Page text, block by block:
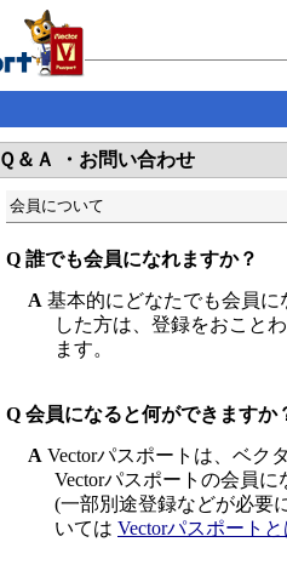
Ｑ＆Ａ ・お問い合わせ
会員について
Q 誰でも会員になれますか？
A 基本的にどなたでも会員
した方は、登録をおこと
ます。
Q 会員になると何ができますか
A Vectorパスポートは、ベク
Vectorパスポートの会員
(一部別途登録などが必要
いては Vectorパスポートと